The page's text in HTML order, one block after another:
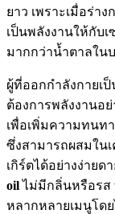
ยาว เพราะเมื่อร่า
เป็นพลังงานให้กับ
มากกว่าน้ำตาลใน
ผู้ที่ออกกำลังกายเ
ต้องการพลังงานอย่
เพื่อเพิ่มความทนท
ซึ่งสามารถผสมใน
เกิร์ตได้อย่างง่าย
oilไม่มีกลิ่นหรือรส
หลากหลายเมนูโด